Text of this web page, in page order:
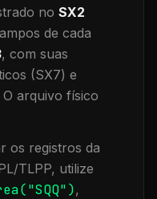
no SX2
de cada
, com suas
(SX7) e
O arquivo físico
os registros da
TLPP, utilize
SQQ"),